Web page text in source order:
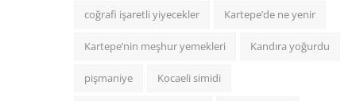
coğrafi işaretli yiyecekler Kartepe’de ne yenir
Kartepe’nin meşhur yemekleri Kandıra yoğurdu
pişmaniye Kocaeli simidi